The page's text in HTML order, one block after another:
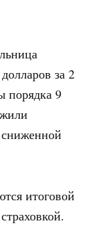
за 2
порядка 9
сниженной
итоговой